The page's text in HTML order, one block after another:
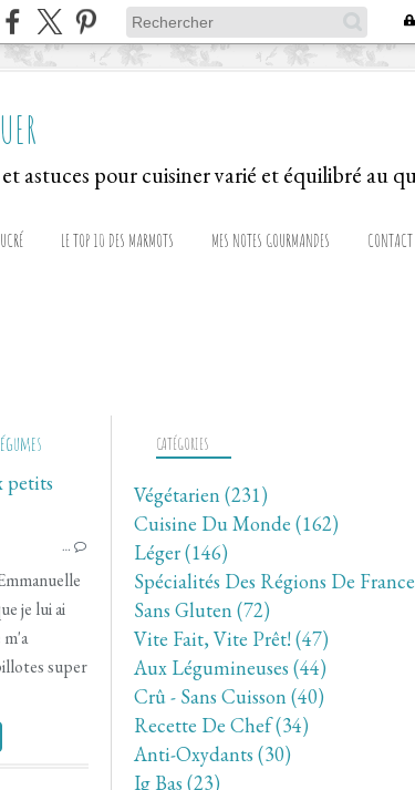
LE TOP 10 DES MARMOTS MES NOTES GOURMANDES CONTACT
…
je lui ai
m'a
super
CATÉGORIES
Végétarien (231)
Cuisine Du Monde (162)
Léger(146)
Spécialités Des Régions De France
Sans Gluten (72)
Vite Fait, Vite Prêt!(47)
Aux Légumineuses (44)
Crû - Sans Cuisson (40)
Recette De Chef(34)
Anti-Oxydants (30)
Ig Bas (23)